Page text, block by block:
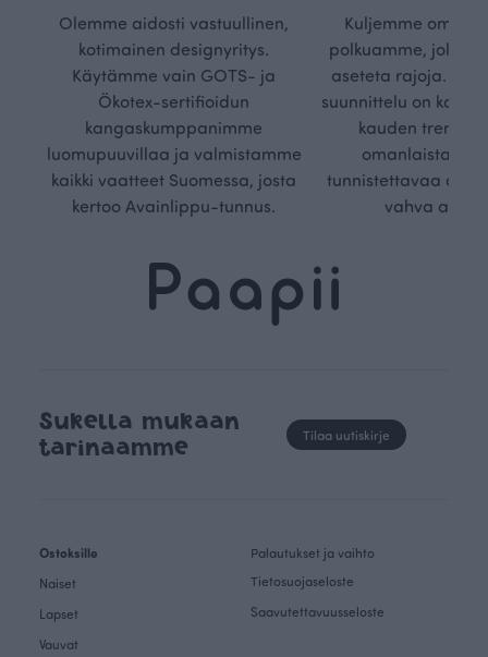
Olemme aidosti vastuullinen,
kotimainen designyritys.
Käytämme vain GOTS- ja
Ökotex-sertifioidun
kangaskumppanimme
luomupuuvillaa ja valmistamme
kaikki vaatteet Suomessa, josta
kertoo Avainlippu-tunnus.
Kuljemme omaa,
polkuamme, jolla
aseteta rajoja.
suunnittelu on
kauden
omanlaista,
tunnistettavaa
vahva
Sukella mukaan
tarinaamme
Tilaa uutiskirje
Ostoksille
Naiset
Lapset
Vauvat
Palautukset ja vaihto
Tietosuojaseloste
Saavutettavuusseloste